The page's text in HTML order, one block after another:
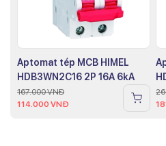
Aptomat tép MCB HIMEL
HDB3WN2C16 2P 16A 6kA
167.000VNĐ
114.000 VNĐ